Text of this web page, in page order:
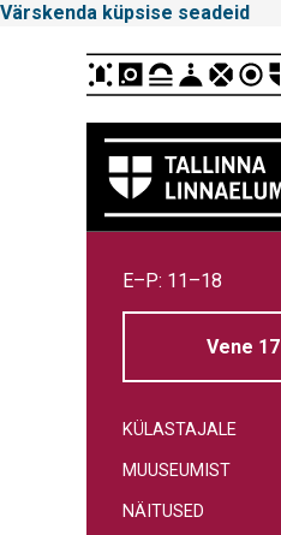
Värskenda küpsise seadeid
Linnamuuseum
E–P: 11–18
Vene 17
KÜLASTAJALE
MUUSEUMIST
NÄITUSED